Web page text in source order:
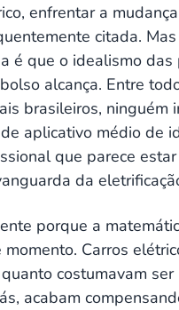
enfrentar a
citada.
é que o idealismo das
alcança. Entre
brasileiros, ninguém
aplicativo médio de
que parece
da
porque a
momento. Carros
costumavam
acabam